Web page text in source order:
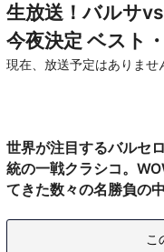
生放送！バルサ
今夜決定 ベスト
現在、放送予定はありませ
世界が注目するバルセ
統の一戦クラシコ。
てきた数々の名勝負の
こ